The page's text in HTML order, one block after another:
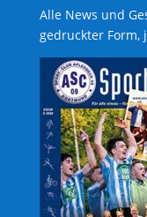
Alle News und
gedruckter Form,